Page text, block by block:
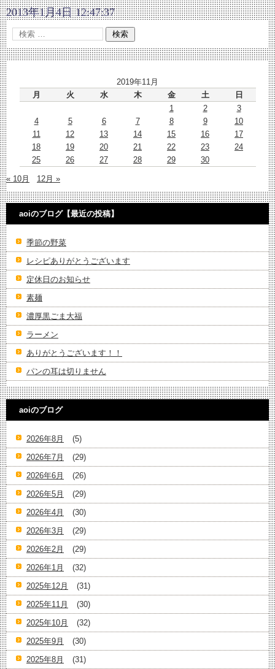
2013年1月4日 12:47:37
2019年11月
月
火 水 木 金 土
日
1
2
3
4
5 6 7 8 9
10
11
12 13 14 15 16
17
18
19 20 21 22 23
24
25
26 27 28 29 30
« 10月 12月 »
aoiのブログ【最近の投稿】
季節の野菜
レシピありがとうございます
定休日のお知らせ
素麺
濃厚黒ごま大福
ラーメン
ありがとうございます！！
パンの耳は切りません
aoiのブログ
2026年8月
(5)
2026年7月
(29)
2026年6月
(26)
2026年5月
(29)
2026年4月
(30)
2026年3月
(29)
2026年2月
(29)
2026年1月
(32)
2025年12月
(31)
2025年11月
(30)
2025年10月
(32)
2025年9月
(30)
2025年8月
(31)